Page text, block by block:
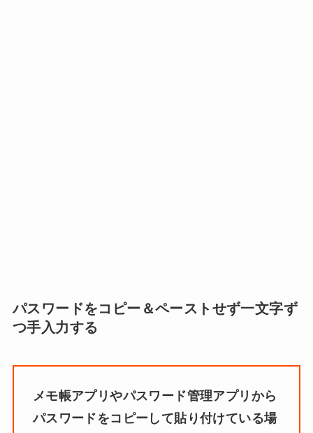
パスワードをコピー＆ペーストせず一文字ず
つ手入力する
メモ帳アプリやパスワード管理アプリから
パスワードをコピーして貼り付けている場